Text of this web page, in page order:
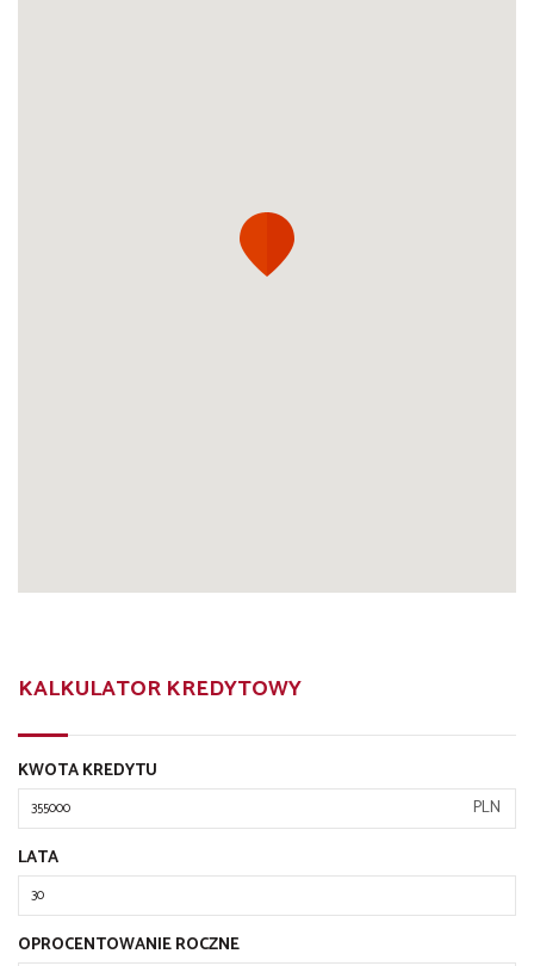
KALKULATOR KREDYTOWY
KWOTA KREDYTU
PLN
LATA
OPROCENTOWANIE ROCZNE